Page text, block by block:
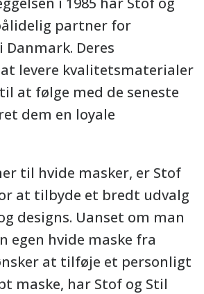
partner for
Deres
levere kvalitetsmaterialer
at følge med de seneste
dem en loyale
til hvide masker, er Stof
at tilbyde et bredt udvalg
designs. Uanset om man
egen hvide maske fra
at tilføje et personligt
maske, har Stof og Stil